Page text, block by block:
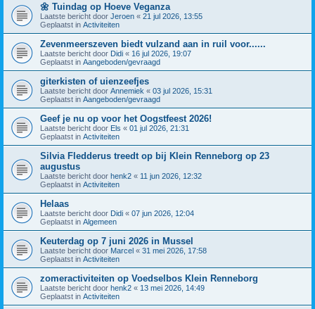
🌼 Tuindag op Hoeve Veganza
Laatste bericht door Jeroen « 21 jul 2026, 13:55
Geplaatst in Activiteiten
Zevenmeerszeven biedt vulzand aan in ruil voor......
Laatste bericht door Didi « 16 jul 2026, 19:07
Geplaatst in Aangeboden/gevraagd
giterkisten of uienzeefjes
Laatste bericht door Annemiek « 03 jul 2026, 15:31
Geplaatst in Aangeboden/gevraagd
Geef je nu op voor het Oogstfeest 2026!
Laatste bericht door Els « 01 jul 2026, 21:31
Geplaatst in Activiteiten
Silvia Fledderus treedt op bij Klein Renneborg op 23
augustus
Laatste bericht door henk2 « 11 jun 2026, 12:32
Geplaatst in Activiteiten
Helaas
Laatste bericht door Didi « 07 jun 2026, 12:04
Geplaatst in Algemeen
Keuterdag op 7 juni 2026 in Mussel
Laatste bericht door Marcel « 31 mei 2026, 17:58
Geplaatst in Activiteiten
zomeractiviteiten op Voedselbos Klein Renneborg
Laatste bericht door henk2 « 13 mei 2026, 14:49
Geplaatst in Activiteiten